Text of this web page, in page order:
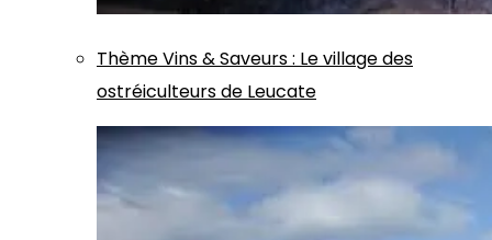
ThèmeVins & Saveurs: Le village des
ostréiculteurs de Leucate